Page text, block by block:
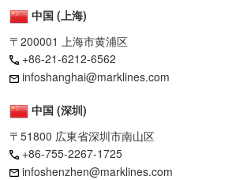
中国 (上海)
〒200001 上海市黄浦区
+86-21-6212-6562
infoshanghai@marklines.com
中国 (深圳)
〒51800 広東省深圳市南山区
+86-755-2267-1725
infoshenzhen@marklines.com